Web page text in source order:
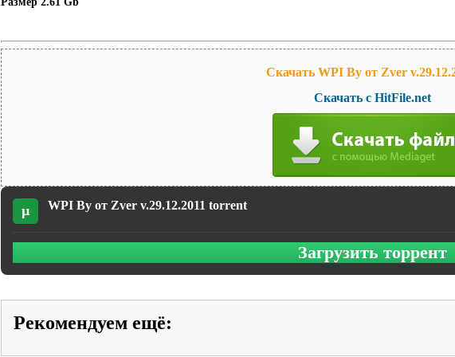
Скачать WPI By от Zver
Скачать с HitFile.net
µ WPI By от Zver v.29.12.2011 torrent
Загрузить торрент
Рекомендуем ещё: